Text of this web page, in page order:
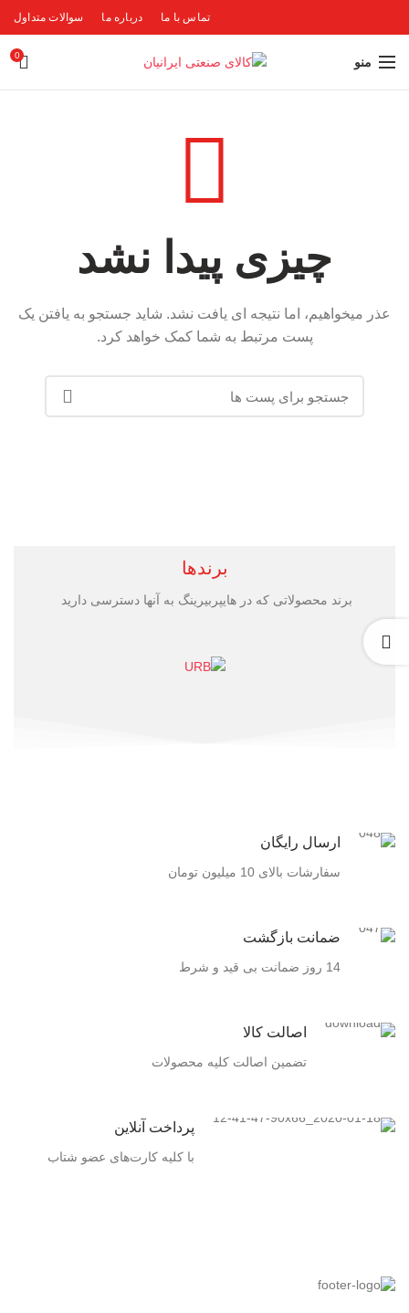
تماس با ما درباره ما سوالات متداول
منو 0
چیزی پیدا نشد
عذر میخواهیم، اما نتیجه ای یافت نشد. شاید جستجو به یافتن یک
پست مرتبط به شما کمک خواهد کرد.
برندها
برند محصولاتی که در هایپربیرینگ به آنها دسترسی دارید
ارسال رایگان
سفارشات بالای 10 میلیون تومان
ضمانت بازگشت
14 روز ضمانت بی قید و شرط
اصالت کالا
تضمین اصالت کلیه محصولات
پرداخت آنلاین
با کلیه کارت‌های عضو شتاب